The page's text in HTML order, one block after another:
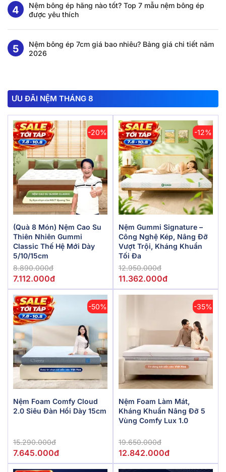
Nệm bông ép hãng nào tốt? Top 7 mẫu nệm bông ép
được yêu thích
Nệm bông ép 7cm giá bao nhiêu? Bảng giá chi tiết năm
2026
ƯU ĐÃI NỆM THÁNG 8
-20%
(Quà 8 Món) Nệm Cao Su
Thiên Nhiên Gummi
Classic Thế Hệ Mới Dày
5/10/15cm
8.890.000đ
7.112.000đ
-12%
Nệm Gummi Signature –
Công Nghệ Kép, Nâng Đỡ
Vượt Trội, Kháng Khuẩn
Tối Đa
12.950.000đ
11.362.000đ
-50%
Nệm Foam Comfy Cloud
2.0 Siêu Đàn Hồi Dày 15cm
15.290.000đ
7.645.000đ
-35%
Nệm Foam Làm Mát,
Kháng Khuẩn Nâng Đỡ 5
Vùng Comfy Lux 1.0
19.650.000đ
12.842.000đ